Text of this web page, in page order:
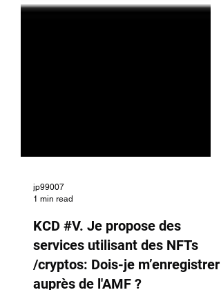
jp99007
KCD #V. Je propose des